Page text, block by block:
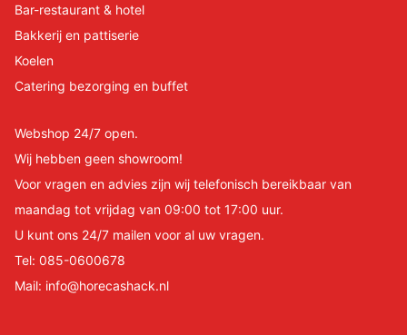
Bar-restaurant & hotel
Bakkerij en pattiserie
Koelen
Catering bezorging en buffet
Webshop 24/7 open.
Wij hebben geen showroom!
Voor vragen en advies zijn wij telefonisch bereikbaar van
maandag tot vrijdag van 09:00 tot 17:00 uur.
U kunt ons 24/7 mailen voor al uw vragen.
Tel: 085-0600678
Mail: info@horecashack.nl